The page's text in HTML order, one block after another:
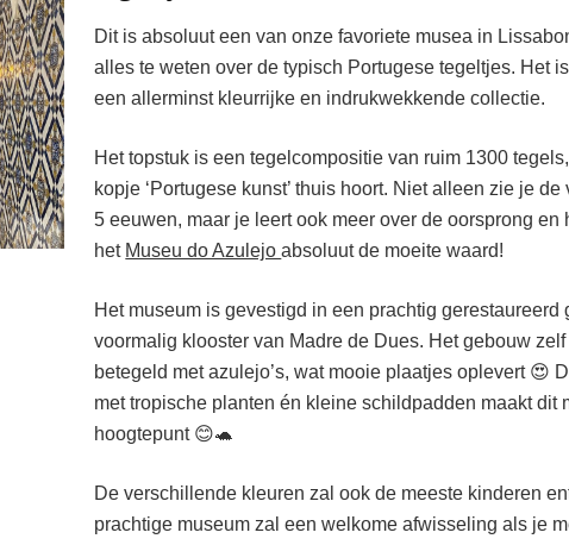
museum top
– Leukste musea
Dit is absoluut een van onze favoriete musea in
alles te weten over de typisch Portugese tegeltjes. Het
een allerminst kleurrijke en indrukwekkende collectie.
Het topstuk is een tegelcompositie van ruim 1300
kopje ‘Portugese kunst’ thuis hoort. Niet alleen zie je
5 eeuwen, maar je leert ook meer over de oorsprong en
het Museu do Azulejoabsoluut de moeite waard!
Het museum is gevestigd in een prachtig gerestaureerd
voormalig klooster van Madre de Dues. Het gebouw
betegeld met azulejo’s, wat mooie plaatjes oplevert 😍
met tropische planten én kleine schildpadden maakt dit
hoogtepunt 😊🐢
De verschillende kleuren zal ook de meeste kinderen
prachtige museum zal een welkome afwisseling als je